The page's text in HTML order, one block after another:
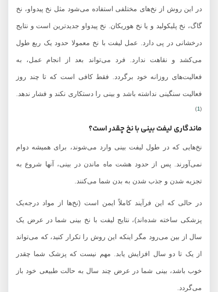
در این روش از نخ‌های مختلفی استفاده می‌شود مثل نخ پیدواو، نخ
گاگ، نخ پلیکولید و یا نخ هوریکان. نخ پیدواو جدیدترین است و نتایج
درخشانی در پی دارد. عمل لیفت با نخ معمولا حدود یک ربع طول
می‌کشد و نقاهت ندارد. فرد می‌تواند بعد از انجام عمل، به
فعالیت‌های روزانه خود برگردد. فقط کافی است که تا چند روز
فعالیت سنگینی نداشته باشد و بینی را دستکاری نکند و فشار ندهد.
ماندگاری لیفت بینی با نخ چقدر است؟
نخ‌هایی که در طول لیفت بینی وارد می‌شوند، برای همیشه دوام
نمی‌آورند. پس از حدود هشت ماه ماندن در بینی، آنها شروع به
تجزیه شدن و جذب شدن به بدن شما می‌کنند.
در حالی که این فرآیند کاملاً ایمن است (نخ‌ها از مواد درجه‌یک
پزشکی ساخته شده‌اند)، نتایج لیفت با نخ بینی شما در عرض یک
سال از بین می‌رود مگر اینکه این روش را تکرار کنید، که می‌تواند
از یک تا دو سال افزایش یابد. مهم نیست که پزشک شما چقدر
خوب باشد، بینی شما در عرض چند سال به حالت طبیعی خود باز
می‌گردد.